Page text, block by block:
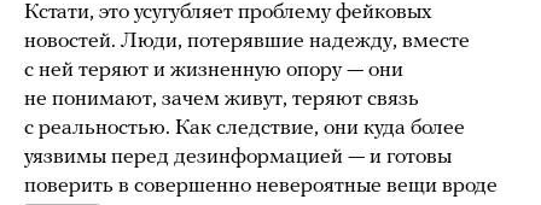
Кстати, это усугубляет проблему фейковых
новостей. Люди, потерявшие надежду, вместе
с ней теряют и жизненную опору — они
не понимают, зачем живут, теряют связь
с реальностью. Как следствие, они куда более
уязвимы перед дезинформацией — и готовы
поверить в совершенно невероятные вещи вроде